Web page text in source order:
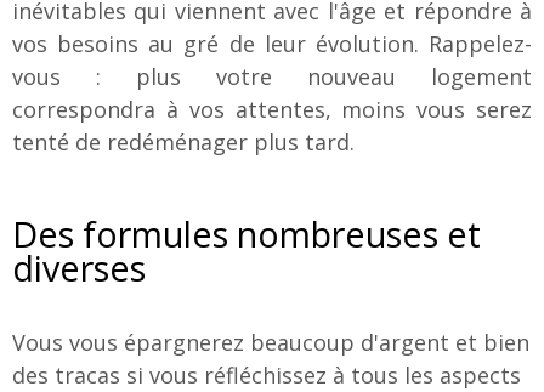
inévitables qui viennent avec l'âge et répondre à
vos besoins au gré de leur évolution. Rappelez-
vous : plus votre nouveau logement
correspondra à vos attentes, moins vous serez
tenté de redéménager plus tard.
Des formules nombreuses et
diverses
Vous vous épargnerez beaucoup d'argent et bien
des tracas si vous réfléchissez à tous les aspects